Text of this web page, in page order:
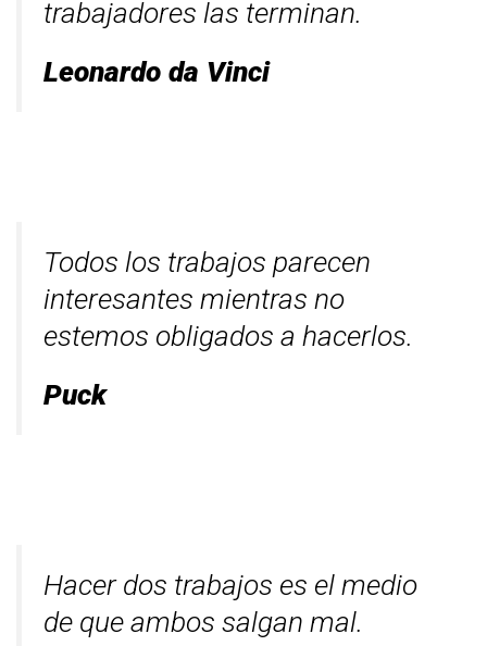
trabajadores las terminan.
Leonardo da Vinci
Todos los trabajos parecen
interesantes mientras no
estemos obligados a hacerlos.
Puck
Hacer dos trabajos es el medio
de que ambos salgan mal.